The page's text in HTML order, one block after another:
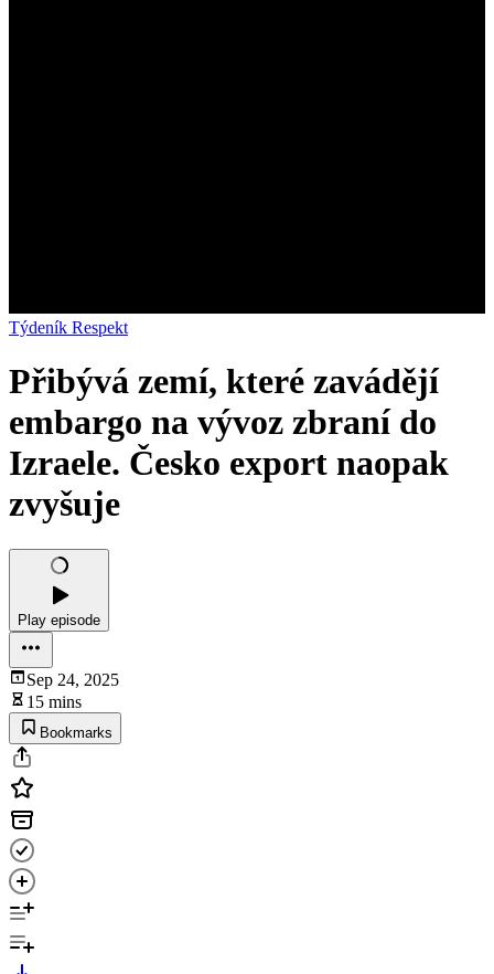
Týdeník Respekt
Přibývá zemí, které zavádějí
embargo na vývoz zbraní do
Izraele. Česko export naopak
zvyšuje
Play episode
Sep 24, 2025
15 mins
Bookmarks